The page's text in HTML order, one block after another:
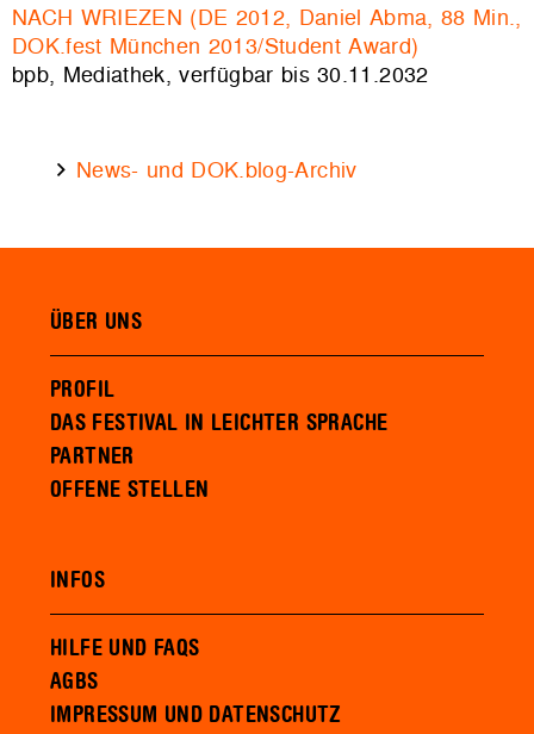
NACH WRIEZEN (DE 2012, Daniel Abma, 88 Min.,
DOK.fest München 2013/Student Award)
bpb, Mediathek, verfügbar bis 30.11.2032
News- und DOK.blog-Archiv
ÜBER UNS
PROFIL
DAS FESTIVAL IN LEICHTER SPRACHE
PARTNER
OFFENE STELLEN
INFOS
HILFE UND FAQS
AGBS
IMPRESSUM UND DATENSCHUTZ